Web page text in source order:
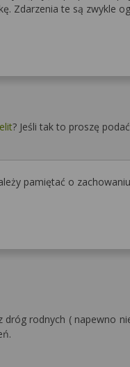
Zdarzenia te są zwykle
? Jeśli tak to proszę
pamiętać o
dróg rodnych ( napewno